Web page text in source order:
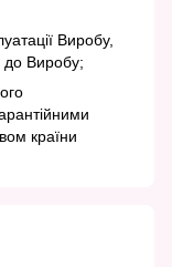
Виробу,
до Виробу;
країни